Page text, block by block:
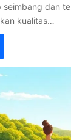
seimbang dan
kualitas…